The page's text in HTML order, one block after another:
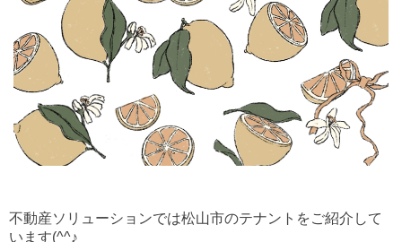
不動産ソリューションでは松山市のテナントをご紹介して
います(^^♪